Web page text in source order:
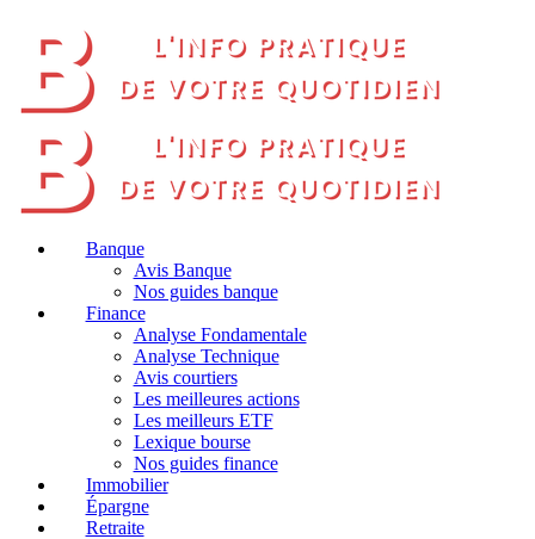
Banque
Avis Banque
Nos guides banque
Finance
Analyse Fondamentale
Analyse Technique
Avis courtiers
Les meilleures actions
Les meilleurs ETF
Lexique bourse
Nos guides finance
Immobilier
Épargne
Retraite